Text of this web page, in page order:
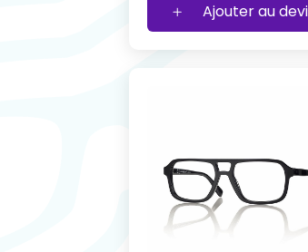
Ajouter au